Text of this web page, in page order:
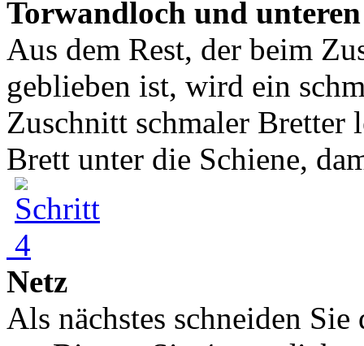
Torwandloch und
Aus dem Rest, der beim
geblieben ist, wird ein
Zuschnitt schmaler Bretter
Brett unter die Schiene,
Netz
Als nächstes schneiden Sie